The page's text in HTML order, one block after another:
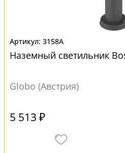
3158A
Наземный светильник
Globo (Австрия)
5 513 ₽